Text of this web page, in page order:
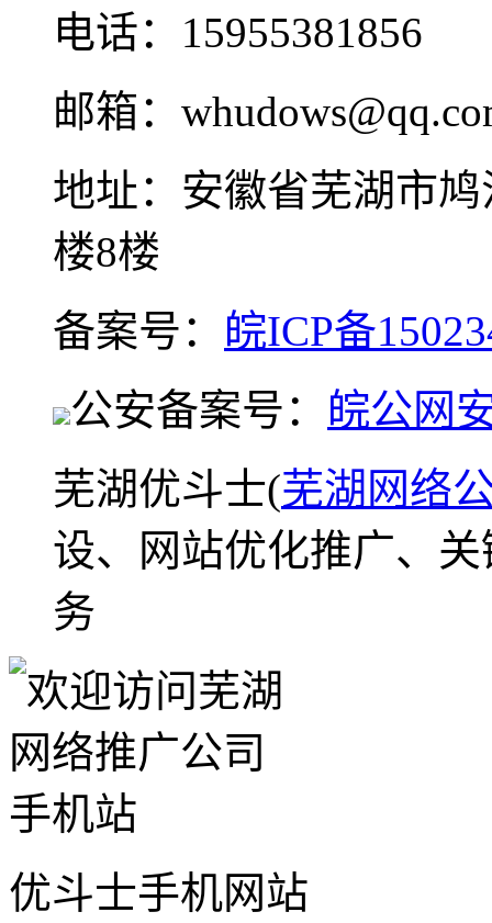
电话：15955381856
邮箱：
地址：安徽省芜湖市
楼8楼
备案号： 皖ICP备
公安备案号： 皖公网
芜湖优斗士(芜湖网络
设、网站优化推广、
务
优斗士手机网站